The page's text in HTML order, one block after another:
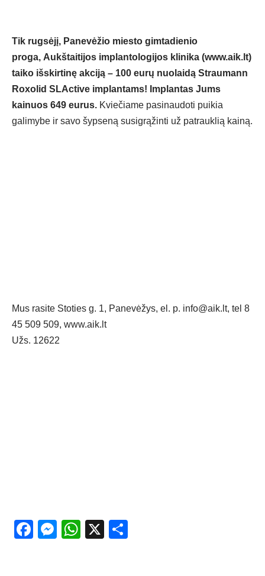
Tik rugsėjį, Panevėžio miesto gimtadienio
proga, Aukštaitijos implantologijos klinika (www.aik.lt)
taiko išskirtinę akciją – 100 eurų nuolaidą Straumann
Roxolid SLActive implantams! Implantas Jums
kainuos 649 eurus. Kviečiame pasinaudoti puikia
galimybe ir savo šypseną susigrąžinti už patrauklią kainą.
Mus rasite Stoties g. 1, Panevėžys, el. p. info@aik.lt, tel 8
45 509 509, www.aik.lt
Užs. 12622
Facebook
Messenger
WhatsApp
X